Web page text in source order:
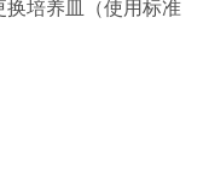
换培养皿（使用标准